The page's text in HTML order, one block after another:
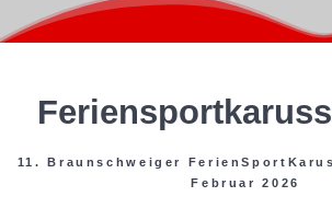
11. Braunschweiger
Februar 2026